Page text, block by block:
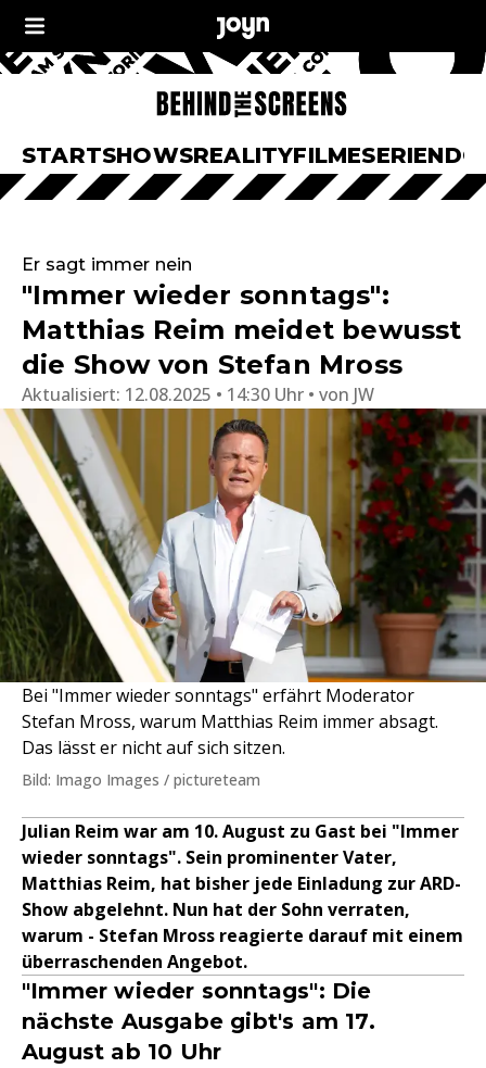
STARTSHOWSREALITYFILMESERIEN
Er sagt immer nein
"Immer wieder sonntags":
Matthias Reim meidet bewusst
die Show von Stefan Mross
Aktualisiert: 12.08.2025 • 14:30 Uhr von JW
Bei "Immer wieder sonntags" erfährt Moderator
Stefan Mross, warum Matthias Reim immer absagt.
Das lässt er nicht auf sich sitzen.
Bild: Imago Images / pictureteam
Julian Reim war am 10. August zu Gast bei "Immer
wieder sonntags". Sein prominenter Vater,
Matthias Reim, hat bisher jede Einladung zur ARD-
Show abgelehnt. Nun hat der Sohn verraten,
warum - Stefan Mross reagierte darauf mit einem
überraschenden Angebot.
"Immer wieder sonntags": Die
nächste Ausgabe gibt's am 17.
August ab 10 Uhr